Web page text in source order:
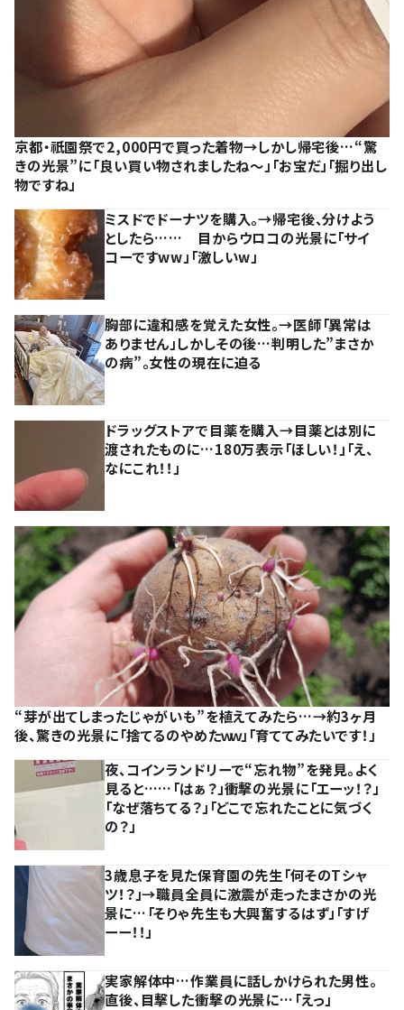
京都・祇園祭で2,000円で買った着物→しかし帰宅後…“驚
きの光景”に「良い買い物されましたね～」「お宝だ」「掘り出し
物ですね」
ミスドでドーナツを購入。→帰宅後、分けよう
としたら…… 目からウロコの光景に「サイ
コーですww」「激しいw」
胸部に違和感を覚えた女性。→医師「異常は
ありません」しかしその後…判明した”まさか
の病”。女性の現在に迫る
ドラッグストアで目薬を購入→目薬とは別に
渡されたものに…180万表示「ほしい！」「え、
なにこれ！！」
“芽が出てしまったじゃがいも”を植えてみたら…→約3ヶ月
後、驚きの光景に「捨てるのやめたｗｗ」「育ててみたいです！」
夜、コインランドリーで“忘れ物”を発見。よく
見ると……「はぁ？」衝撃の光景に「エーッ！？」
「なぜ落ちてる？」「どこで忘れたことに気づく
の？」
3歳息子を見た保育園の先生「何そのTシャ
ツ！？」→職員全員に激震が走ったまさかの光
景に…「そりゃ先生も大興奮するはず」「すげ
ーー！！」
実家解体中…作業員に話しかけられた男性。
直後、目撃した衝撃の光景に…「えっ」